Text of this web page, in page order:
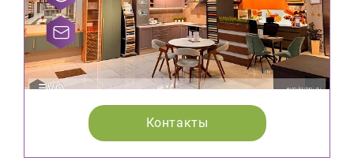
Контакты